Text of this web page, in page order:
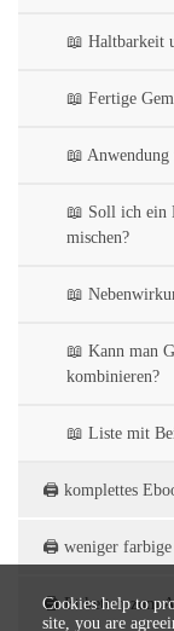
📖 Haltbarkeit
📖 Fertige
📖
📖 Soll ich ein
mischen?
📖
📖 Kann man
kombinieren?
📖 Liste mit
🖨️ komplettes
🖨️ weniger farbige
🖨️ Etiketten zum
Cookies help to
site, you are